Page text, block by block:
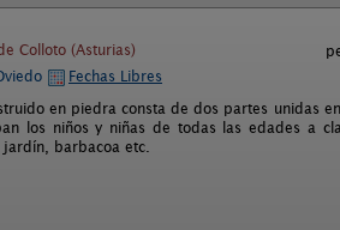
Colloto (Asturias)
Fechas Libres
en piedra consta de dos partes unidas
los niños y niñas de todas las edades a
barbacoa etc.